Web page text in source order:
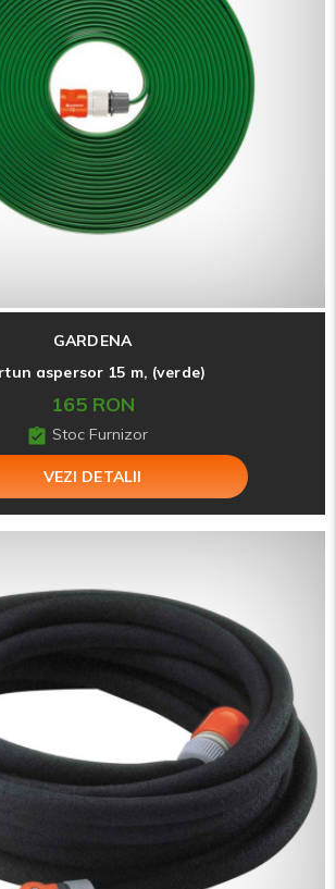
GARDENA
aspersor 15 m, (verde)
165 RON
Stoc Furnizor
VEZI DETALII